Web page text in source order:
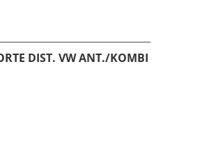
DIST. VW ANT./KOMBI